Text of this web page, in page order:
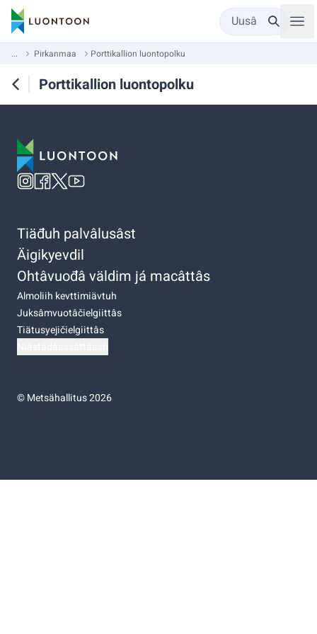
Uusâ
... Pirkanmaa Porttikallion luontopolku
Porttikallion luontopolku
Tiäđuh palvâlusâst
Äigikyevdil
Ohtâvuođâ väldim já macâttâs
Almoliih kevttimiävtuh
Juksâmvuotâčielgiittâs
Tiätusyejičielgiittâs
©Metsähallitus 2026